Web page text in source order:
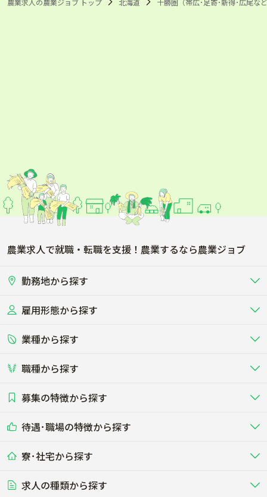
農業求人で就職・転職を支援！農業するなら農業ジョブ
勤務地から探す
北海道
関東
東海
雇用形態から探す
正社員 バイト・アルバイト・パート
短期アルバイト
その他（独立・副業など）
業種から探す
畜産（酪農･肉牛･養豚･養鶏など）
酪農
する牧場
養豚
る養豚場
畑・圃場で野菜・穀物を生産 ビニールハウスで多様な野菜の生産
稲作
農業資材･肥料
農場設備・肥料・飼料の生産・流
その他業種
職種から探す
農場･牧場･現場職
専門職（獣医師･人工授精師･
募集の特徴から探す
未経験歓迎
学歴不問
50代採用実績あり
待遇･職場の特徴から探す
社会保険完備
食事補助あり
寮･社宅から探す
単身寮あり
求人の種類から探す